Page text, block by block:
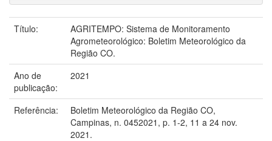
Título:
AGRITEMPO: Sistema de Monitoramento
Agrometeorológico: Boletim Meteorológico da
Região CO.
Ano de
publicação:
2021
Referência:
Boletim Meteorológico da Região CO,
Campinas, n. 0452021, p. 1-2, 11 a 24 nov.
2021.